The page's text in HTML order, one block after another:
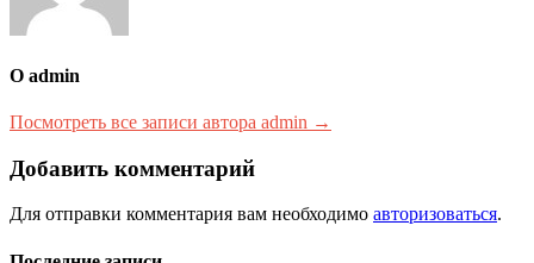
О admin
Посмотреть все записи автора admin →
Добавить комментарий
Для отправки комментария вам необходимо авторизоваться.